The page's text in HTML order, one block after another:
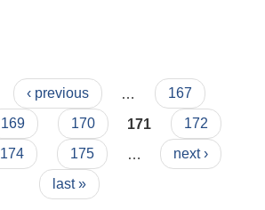
‹ previous
167
169 170 171
172
174 175
next ›
last »